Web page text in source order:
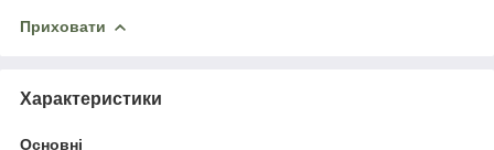
Приховати
Характеристики
Основні